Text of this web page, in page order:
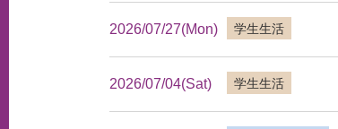
2026/07/27(Mon) 学生生活
2026/07/04(Sat) 学生生活